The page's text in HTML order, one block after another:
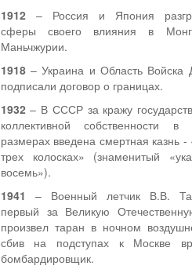
1912– Россия и Япония
сферы своего влияния в
Маньчжурии.
1918– Украина и Область Войска
подписали договор о границах.
1932– В СССР за кражу
коллективной собственности в
размерах введена смертная казнь -
трех колосках» (знаменитый
восемь»).
1941 – Военный летчик В.В.
первый за Великую
произвел таран в ночном
сбив на подступах к Москве
бомбардировщик.